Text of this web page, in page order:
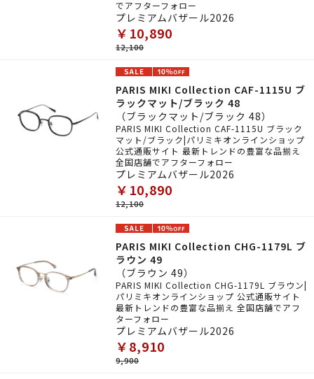
でアフターフォロー
プレミアムバザール2026
￥10,890
12,100
PARIS MIKI Collection CAF-1115U ブ
ラックマット/ブラック 48
（ブラックマット/ブラック 48）
PARIS MIKI Collection CAF-1115U ブラック
マット/ブラック|パリミキオンラインショップ
公式通販サイト 最新トレンドの豊富な品揃え
全国店舗でアフターフォロー
プレミアムバザール2026
￥10,890
12,100
PARIS MIKI Collection CHG-1179L ブ
ラウン 49
（ブラウン 49）
PARIS MIKI Collection CHG-1179L ブラウン|
パリミキオンラインショップ 公式通販サイト
最新トレンドの豊富な品揃え 全国店舗でアフ
ターフォロー
プレミアムバザール2026
￥8,910
9,900